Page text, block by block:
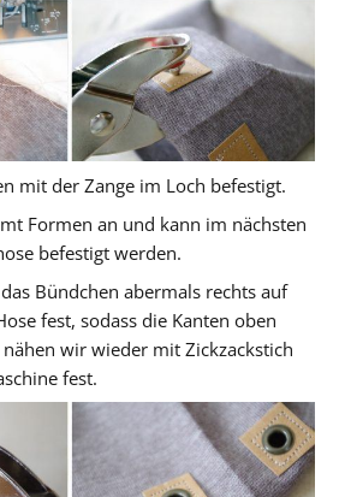
mit der Zange im Loch befestigt.
Formen an und kann im nächsten
befestigt werden.
Bündchen abermals rechts auf
fest, sodass die Kanten oben
wir wieder mit Zickzackstich
fest.